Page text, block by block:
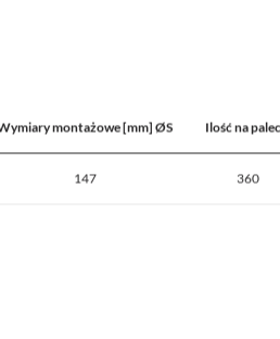
montażowe [mm] ØS Ilość na
147 360